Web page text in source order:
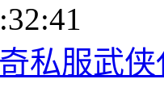
私服武